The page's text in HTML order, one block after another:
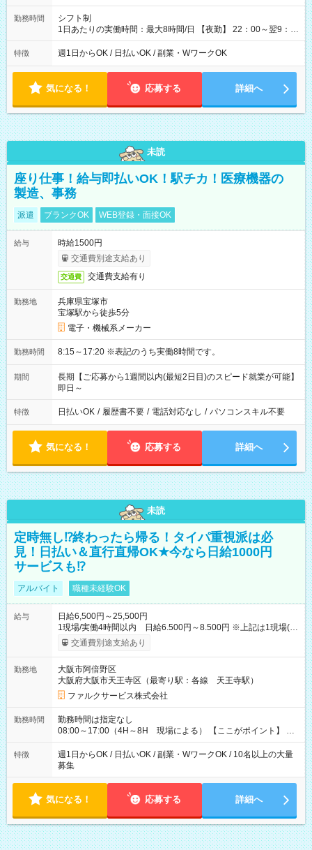
勤務時間
シフト制
1日あたりの実働時間：最大8時間/日 【夜勤】 22：00～翌9：
00 ※週1日～OK ／ 夜勤専従 ＊＊ 勤務時間例 ＊＊ ■22時か
ら翌7時 ■23時から翌8時 ■24時から翌9時 など ※上記の時間
ます。 ※曜日固定（毎週同じ曜日での勤務となります）
特徴 週1日からOK / 日払いOK / 副業・WワークOK
気になる！ 応募する 詳細へ
未読
座り仕事！給与即払いOK！駅チカ！医療機器の
製造、事務
派遣 ブランクOK WEB登録・面接OK
給与
時給1500円
交通費別途支給あり
交通費 交通費支給有り
勤務地
兵庫県宝塚市
宝塚駅から徒歩5分
電子・機械系メーカー
勤務時間 8:15～17:20 ※表記のうち実働8時間です。
期間
長期【ご応募から1週間以内(最短2日目)のスピード就業が可能】
即日～
特徴 日払いOK / 履歴書不要 / 電話対応なし / パソコンスキル不要
気になる！ 応募する 詳細へ
未読
定時無し⁉終わったら帰る！タイパ重視派は必
見！日払い＆直行直帰OK★今なら日給1000円
サービスも⁉
アルバイト 職種未経験OK
給与
日給6,500円～25,500円
1現場/実働4時間以内 日給6.500円～8.500円 ※上記は1現場(実
働4時間以内)あたりの給与です ※基本は1日あたり2現場(実働8
時間以内)をお任せします。その場合の支給額は日給1,3000円で
～」ですが、今なら初出勤をした人は採用祝いで【日給+1.000
円】のボーナスが！★（その他待遇に変更ありません） 現場に
よっては早く終わることもあり！ その場合も給与金額は変わり
ません！ ≪給与例≫ ・週1日勤務 ㈪～㈮は本業のため㈯のみ
1現場/6.500×2現場＝日給13.000円×4日 ＝月給52.000円 ・週6
日でレギュラー勤務(勤続1年) 1現場/7.200×2現場＝日給14.400
る」などをして月に40万以上を稼ぐ人も☆ ◆支払い方法：日払
い・週払い・月3回払いが選択可能 【試用期間】試用期間なし
交通費別途支給あり
勤務地
大阪市阿倍野区
大阪府大阪市天王寺区（最寄り駅：各線 天王寺駅）
ファルクサービス株式会社
勤務時間
勤務時間は指定なし
08:00～17:00（4H～8H 現場による） 【ここがポイント】 ◆
給与の日給保障あり！ 「4時間の現場」が「1時間」で終わった
時も給料変わらず！ 「4時間の現場」のお給料をお支払いします
♪ 1日にたくさんの現場をこなせば、高収入を実現可能！
特徴
週1日からOK / 日払いOK / 副業・WワークOK / 10名以上の大量
募集
気になる！ 応募する 詳細へ